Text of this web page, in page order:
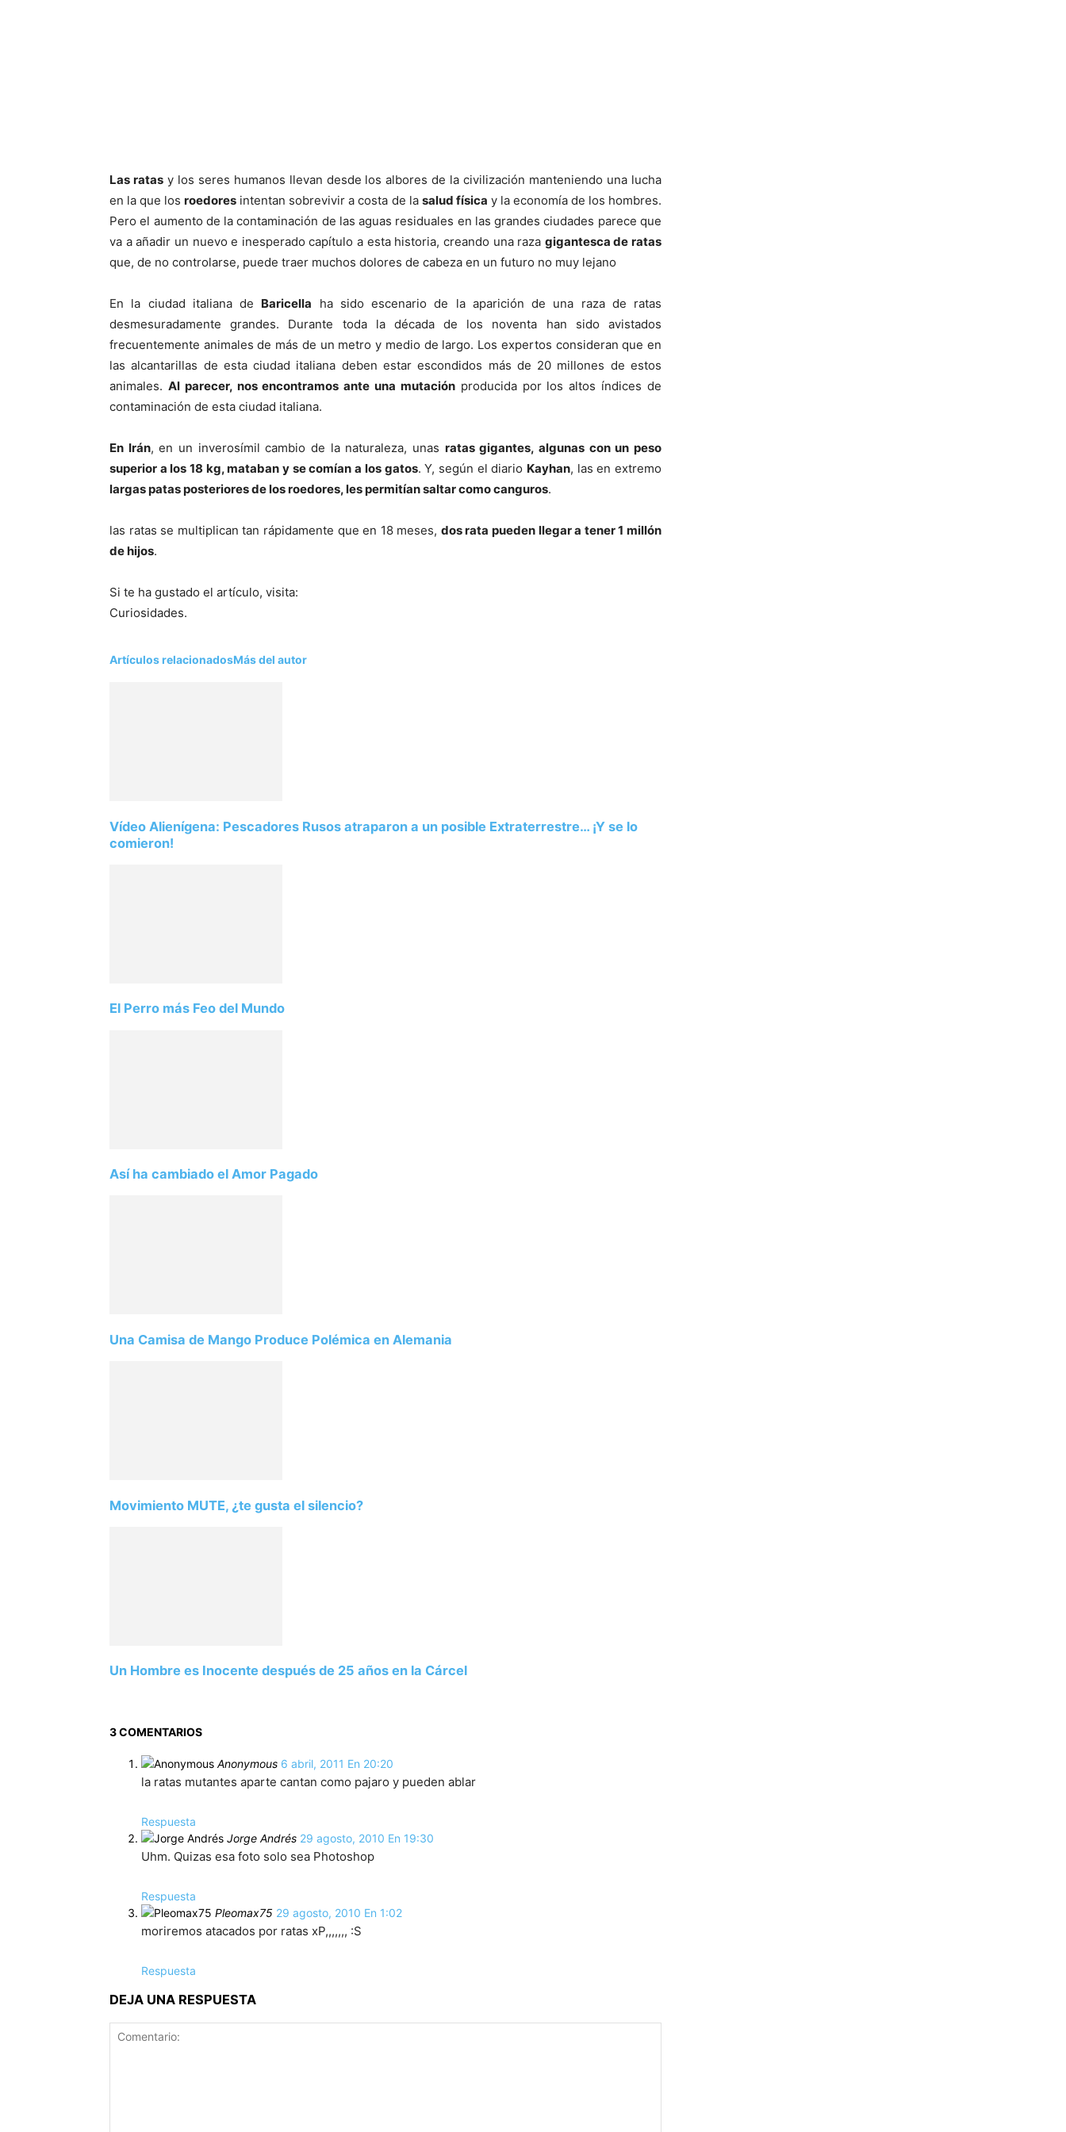
Las ratasy los seres humanos llevan desde los albores de la civilización manteniendo una lucha
en la que losroedores intentan sobrevivir a costa de la salud física y la economía de los hombres.
Pero el aumento de la contaminación de las aguas residuales en las grandes ciudades parece que
va a añadir un nuevo e inesperado capítulo a esta historia, creando una raza gigantesca de ratas
que, de no controlarse, puede traer muchos dolores de cabeza en un futuro no muy lejano
En la ciudad italiana de Baricella ha sido escenario de la aparición de una raza de ratas
desmesuradamente grandes. Durante toda la década de los noventa han sido avistados
frecuentemente animales de más de un metro y medio de largo. Los expertos consideran que en
las alcantarillas de esta ciudad italiana deben estar escondidos más de 20 millones de estos
animales. Al parecer, nos encontramos ante una mutaciónproducida por los altos índices de
contaminación de esta ciudad italiana.
En Irán, en un inverosímil cambio de la naturaleza, unas ratas gigantes, algunas con un peso
superior a los 18 kg, mataban y se comían a los gatos. Y, según el diario Kayhan, las en extremo
largas patas posteriores de los roedores, les permitían saltar como canguros.
las ratas se multiplican tan rápidamente que en 18 meses, dos rata pueden llegar a tener 1 millón
de hijos.
Si te ha gustado el artículo, visita:
Curiosidades.
Artículos relacionadosMás del autor
Vídeo Alienígena: Pescadores Rusos atraparon a un posible Extraterrestre… ¡Y se lo
comieron!
El Perro más Feo del Mundo
Así ha cambiado el Amor Pagado
Una Camisa de Mango Produce Polémica en Alemania
Movimiento MUTE, ¿te gusta el silencio?
Un Hombre es Inocente después de 25 años en la Cárcel
3 COMENTARIOS
Anonymous 6 abril, 2011 En 20:20
la ratas mutantes aparte cantan como pajaro y pueden ablar
Respuesta
Jorge Andrés 29 agosto, 2010 En 19:30
Uhm. Quizas esa foto solo sea Photoshop
Respuesta
Pleomax75 29 agosto, 2010 En 1:02
moriremos atacados por ratas xP,,,,,,, :S
Respuesta
DEJA UNA RESPUESTA